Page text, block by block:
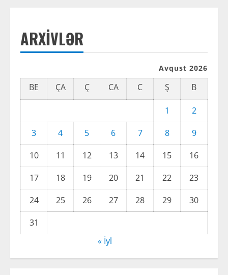
ARXIVLƏR
Avqust 2026
BE ÇA Ç CA C Ş B
1
2
3
4 5 6 7 8
9
10
11 12 13 14 15
16
17
18 19 20 21 22
23
24
25 26 27 28 29
30
31
« İyl